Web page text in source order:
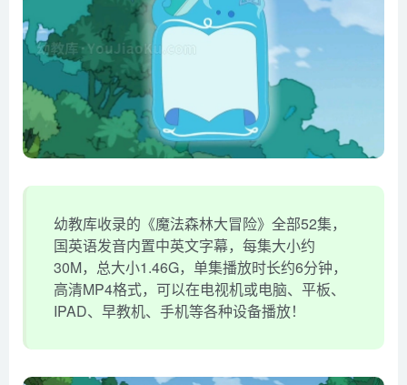
幼教库收录的《魔法森林大冒险》全部52集，
国英语发音内置中英文字幕，每集大小约
30M，总大小1.46G，单集播放时长约6分钟，
高清MP4格式，可以在电视机或电脑、平板、
IPAD、早教机、手机等各种设备播放！